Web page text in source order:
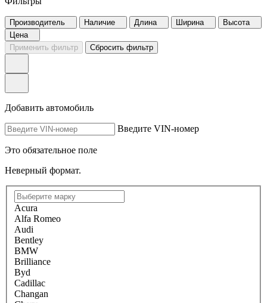
Производитель Наличие Длина Ширина
Высота
Цена
Применить фильтр
Сбросить фильтр
Добавить автомобиль
Введите VIN-номер
Это обязательное поле
Неверный формат.
Acura
Alfa Romeo
Audi
Bentley
BMW
Brilliance
Byd
Cadillac
Changan